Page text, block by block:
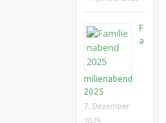
F
a
milienabend
2025
7. Dezember
2025